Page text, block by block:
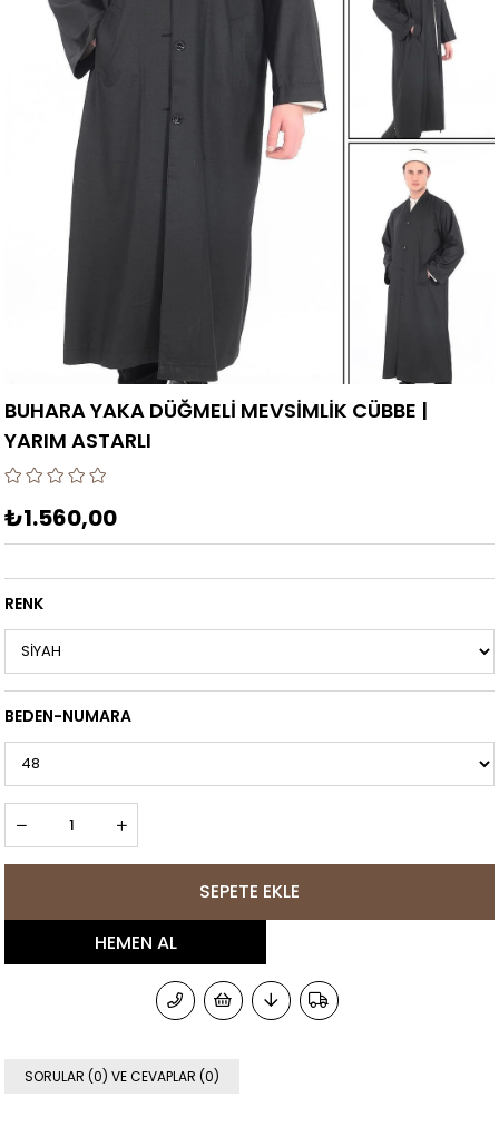
BUHARA YAKA DÜĞMELİ MEVSİMLİK CÜBBE |
YARIM ASTARLI
₺1.560,00
RENK
BEDEN-NUMARA
SORULAR (0) VE CEVAPLAR (0)